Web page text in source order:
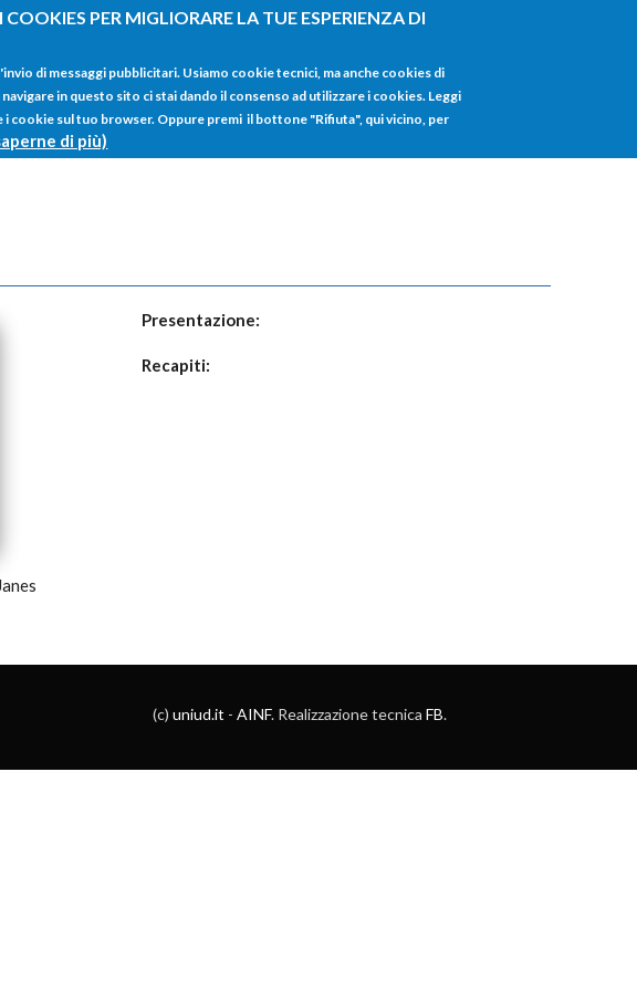
PER MIGLIORARE LA TUE ESPERIENZA DI
di messaggi pubblicitari. Usiamo cookie tecnici, ma anche cookies di
in questo sito ci stai dando il consenso ad utilizzare i cookies. Leggi
cookie sul tuo browser. Oppure premi il bottone "Rifiuta", qui vicino, per
di più)
HOME
Presentazione:
Recapiti:
(c) uniud.it - AINF. Realizzazione tecnica FB.